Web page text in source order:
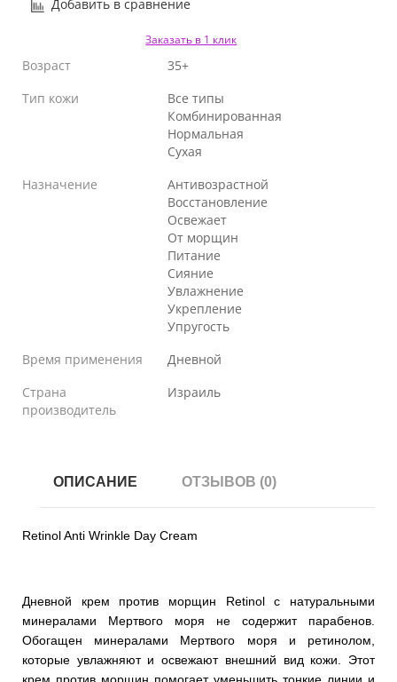
Добавить в сравнение
Заказать в 1 клик
Возраст
35+
Тип кожи
Все типы
Комбинированная
Нормальная
Сухая
Назначение
Антивозрастной
Восстановление
Освежает
От морщин
Питание
Сияние
Увлажнение
Укрепление
Упругость
Время применения
Дневной
Страна
производитель
Израиль
ОПИСАНИЕ ОТЗЫВОВ (0)
Retinol Anti Wrinkle Day Cream
Дневной крем против морщин Retinol с натуральными
минералами Мертвого моря не содержит парабенов.
Обогащен минералами Мертвого моря и ретинолом,
которые увлажняют и освежают внешний вид кожи. Этот